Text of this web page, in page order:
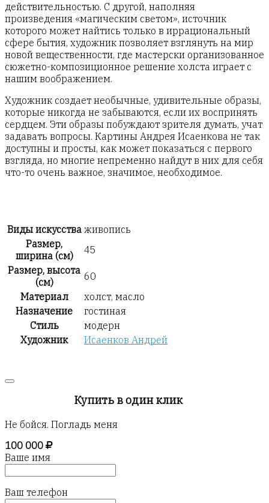
действительностью. С другой, наполняя
произведения «магическим светом», источник
которого может найтись только в иррациональный
сфере бытия, художник позволяет взглянуть на мир
новой вещественности, где мастерски организованное
сюжетно-композиционное решение холста играет с
нашим воображением.
Художник создает необычные, удивительные образы,
которые никогда не забываются, если их воспринять
сердцем. Эти образы побуждают зрителя думать, учат
задавать вопросы. Картины Андрея Исаенкова не так
доступны и просты, как может показаться с первого
взгляда, но многие непременно найдут в них для себя
что-то очень важное, значимое, необходимое.
Виды искусства живопись
Размер,
ширина (см)
45
Размер, высота
(см)
60
Материал
холст, масло
Назначение
гостиная
Стиль
модерн
Художник
Исаенков Андрей
Купить в один клик
Не бойся. Погладь меня
100 000
Ваше имя
Ваш телефон